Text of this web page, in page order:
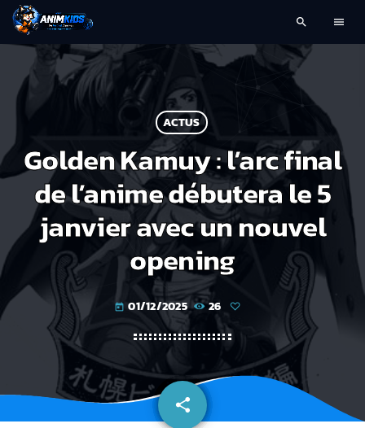
search menu
ACTUS
Golden Kamuy : l’arc final
de l’anime débutera le 5
janvier avec un nouvel
opening
today 01/12/2025 26
share
email